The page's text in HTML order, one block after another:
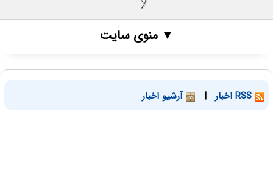
▼ منوی سایت
| آرشیو اخبار